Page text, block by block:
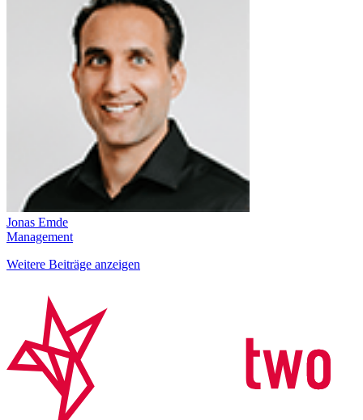
Jonas Emde
Management
Weitere Beiträge anzeigen